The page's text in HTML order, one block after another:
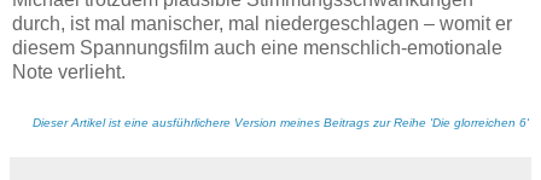
durch, ist mal manischer, mal niedergeschlagen – womit er
diesem Spannungsfilm auch eine menschlich-emotionale
Note verlieht.
Dieser Artikel ist eine ausführlichere Version meines Beitrags zur Reihe 'Die glorreichen 6'